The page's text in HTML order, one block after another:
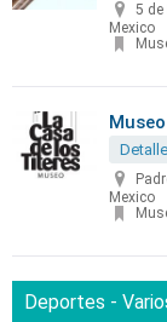
5 de
Mexico
Mexico
Deportes -